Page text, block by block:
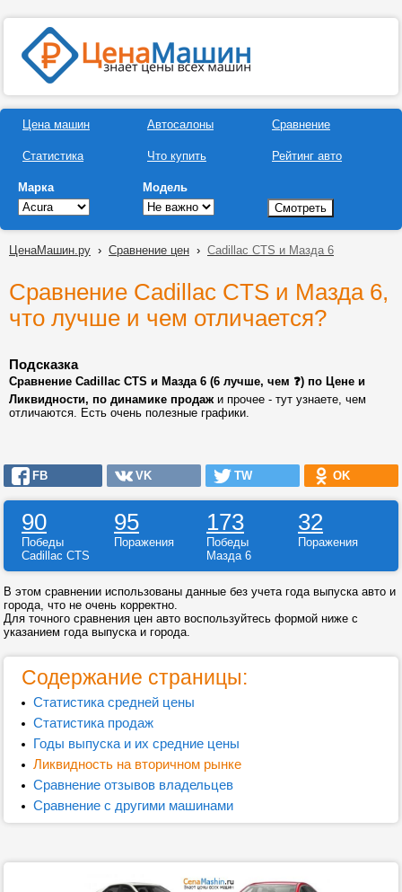
Цена машин
Статистика
Автосалоны
Что купить
Сравнение
Рейтинг авто
Марка Модель
ЦенаМашин.ру › Сравнение цен › Cadillac CTS и Мазда 6
Сравнение Cadillac CTS и Мазда 6,
что лучше и чем отличается?
Подсказка
Сравнение Cadillac CTS и Мазда 6 (6 лучше, чем ❓) по Цене и
Ликвидности, по динамике продажи прочее - тут узнаете, чем
отличаются. Есть очень полезные графики.
FB VK TW OK
90 95 173 32
Победы Поражения Победы
Поражения
Cadillac CTS
Мазда 6
В этом сравнении использованы данные без учета года выпуска авто и
города, что не очень корректно.
Для точного сравнения цен авто воспользуйтесь формой ниже с
указанием года выпуска и города.
Содержание страницы:
Статистика средней цены
Статистика продаж
Годы выпуска и их средние цены
Ликвидность на вторичном рынке
Сравнение отзывов владельцев
Сравнение с другими машинами